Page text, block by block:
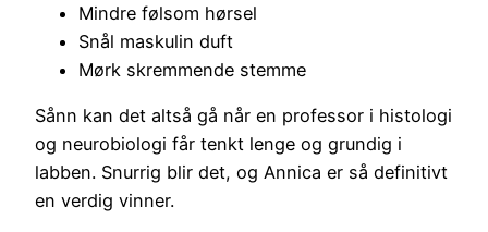
Mindre følsom hørsel
Snål maskulin duft
Mørk skremmende stemme
Sånn kan det altså gå når en professor i histologi
og neurobiologi får tenkt lenge og grundig i
labben. Snurrig blir det, og Annica er så definitivt
en verdig vinner.